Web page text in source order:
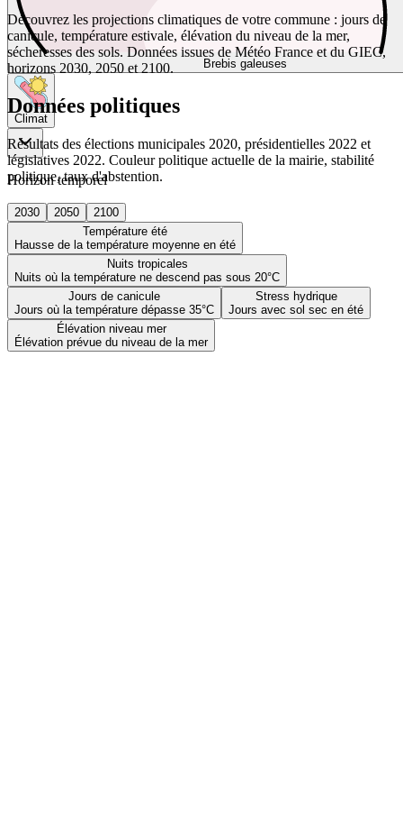
Brebis galeuses
Climat
Horizon temporel
2030 2050
2100
Température été
Hausse de la température moyenne en été
Nuits tropicales
Nuits où la température ne descend pas sous 20°C
Jours de canicule
Jours où la température dépasse 35°C
Stress hydrique
Jours avec sol sec en été
Élévation niveau mer
Élévation prévue du niveau de la mer
Découvrez les projections climatiques de votre commune : jours de
canicule, température estivale, élévation du niveau de la mer,
sécheresses des sols. Données issues de Météo France et du GIEC,
horizons 2030, 2050 et 2100.
Données politiques
Résultats des élections municipales 2020, présidentielles 2022 et
législatives 2022. Couleur politique actuelle de la mairie, stabilité
politique, taux d'abstention.